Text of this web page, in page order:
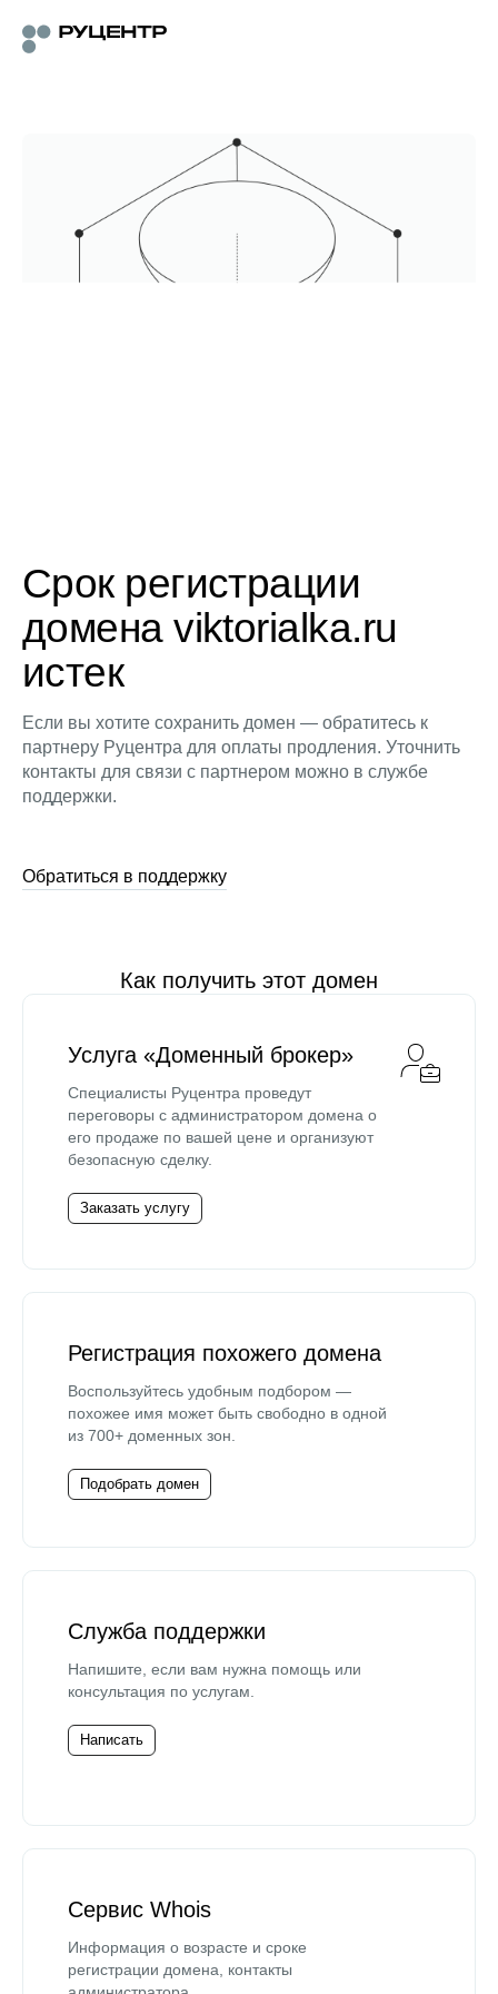
Срок регистрации
домена viktorialka.ru
истек
Если вы хотите сохранить домен — обратитесь к
партнеру Руцентра для оплаты продления. Уточнить
контакты для связи с партнером можно в службе
поддержки.
Обратиться в поддержку
Как получить этот домен
Услуга «Доменный брокер»
Специалисты Руцентра проведут
переговоры с администратором домена о
его продаже по вашей цене и организуют
безопасную сделку.
Заказать услугу
Регистрация похожего домена
Воспользуйтесь удобным подбором —
похожее имя может быть свободно в одной
из 700+ доменных зон.
Подобрать домен
Служба поддержки
Напишите, если вам нужна помощь или
консультация по услугам.
Написать
Сервис Whois
Информация о возрасте и сроке
регистрации домена, контакты